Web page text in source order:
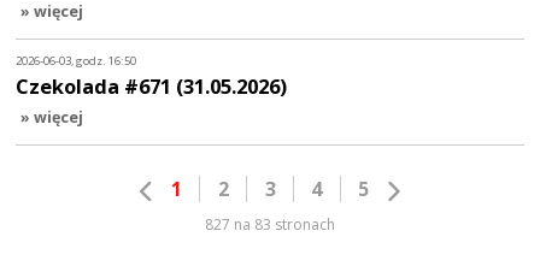
» więcej
2026-06-03, godz. 16:50
Czekolada #671 (31.05.2026)
» więcej
1 2 3 4 5
827 na 83 stronach